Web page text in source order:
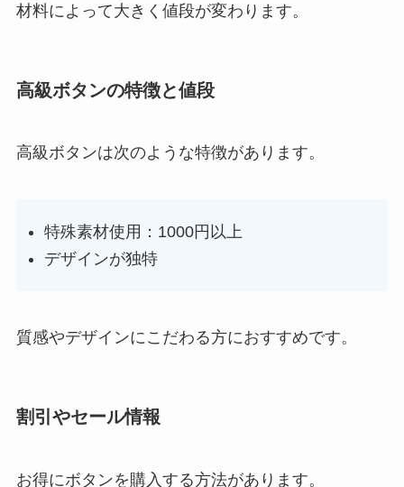
材料によって大きく値段が変わります。
高級ボタンの特徴と値段
高級ボタンは次のような特徴があります。
特殊素材使用：1000円以上
デザインが独特
質感やデザインにこだわる方におすすめです。
割引やセール情報
お得にボタンを購入する方法があります。